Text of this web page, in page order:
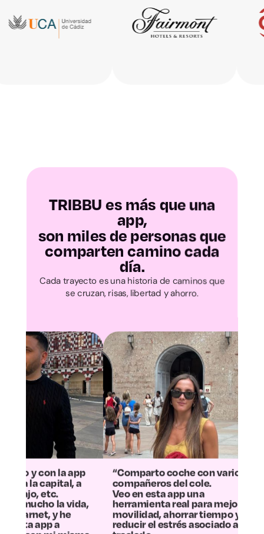
Teruel
Las Palmas
Santa Cruz de
Tenerife
Cantabria
Ávila
León
Palencia
Salamanca
Segovia
Soria
Valladolid
TRIBBU es más que una
app,
son miles de personas que
comparten camino cada
día.
Cada trayecto es una historia de caminos que
se cruzan, risas, libertad y ahorro.
“Comparto coche con varios
compañeros del cole.
Veo en esta app una
herramienta real para mejorar la
movilidad, ahorrar tiempo y
reducir el estrés asociado al
“La
más positiva:
la mitad los
Ahora el
convertido